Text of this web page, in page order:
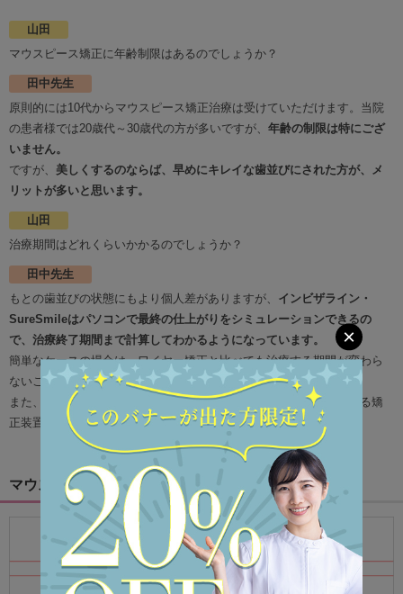
山田
マウスピース矯正に年齢制限はあるのでしょうか？
田中先生
原則的には10代からマウスピース矯正治療は受けていただけます。当院
の患者様では20歳代～30歳代の方が多いですが、 年齢の制限は特にござ
いません。
ですが、 美しくするのならば、早めにキレイな歯並びにされた方が、メ
リットが多いと思います。
山田
治療期間はどれくらいかかるのでしょうか？
田中先生
もとの歯並びの状態にもより個人差がありますが、 インビザライン・
SureSmileはパソコンで最終の仕上がりをシミュレーションできるの
で、治療終了期間まで計算してわかるようになっています。
簡単なケースの場合は、ワイヤー矯正と比べても治療する期間が変わら
ないこともあります。
また、部分的な矯正で早く終わらせたい方のための数か月で終了する矯
正装置も開発されています。
マウスピース矯正はどれも同じではありません
×